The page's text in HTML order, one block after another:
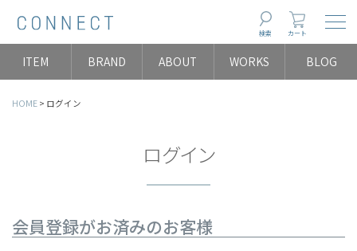
検索 カート
ITEM BRAND ABOUT WORKS BLOG
HOME ログイン
ログイン
会員登録がお済みのお客様